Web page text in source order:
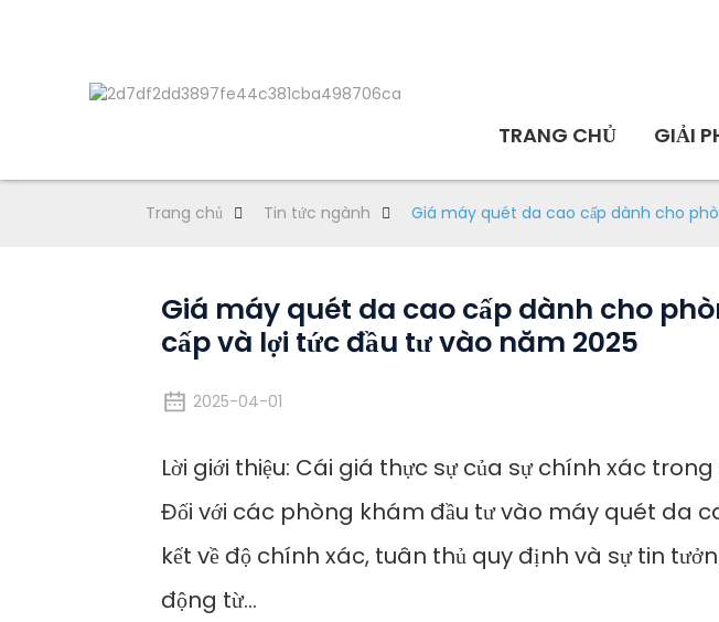
TRANG CHỦ GIẢI
Trang chủ Tin tức ngành Giá máy quét da cao cấp dành cho
Giá máy quét da cao cấp dành cho
cấp và lợi tức đầu tư vào năm 2025
2025-04-01
Lời giới thiệu: Cái giá thực sự của sự chính xác
Đối với các phòng khám đầu tư vào máy quét da
kết về độ chính xác, tuân thủ quy định và sự tin
động từ...